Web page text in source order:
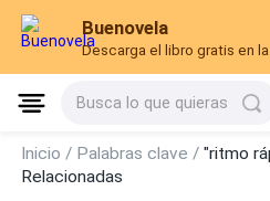
Buenovela
Descarga el libro gratis en
Busca lo que quieras
Inicio / Palabras clave /"ritmo
Relacionadas